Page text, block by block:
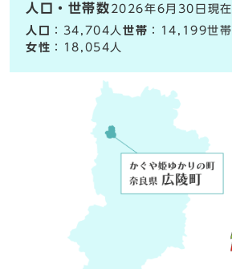
人口・世帯数 2026年6月30日現在
人口
：34,704人世帯 ：14,199世帯
女性 ：18,054人